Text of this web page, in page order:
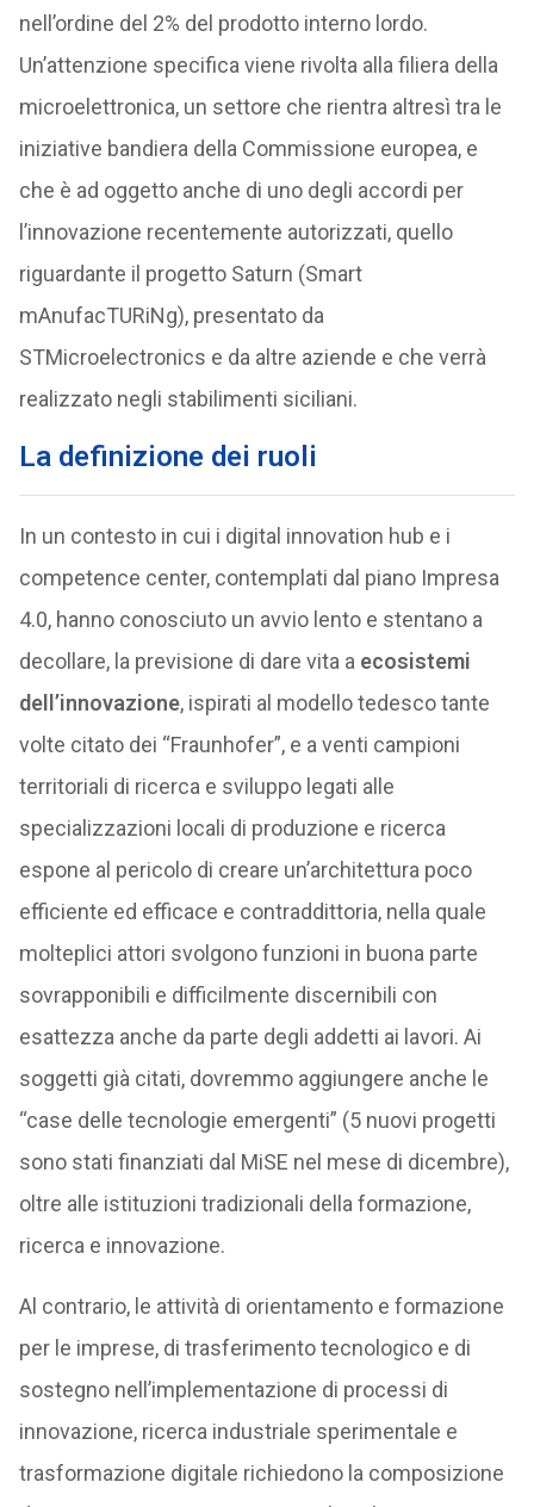
nell’ordine del 2% del prodotto interno lordo.
Un’attenzione specifica viene rivolta alla filiera della
microelettronica, un settore che rientra altresì tra le
iniziative bandiera della Commissione europea, e
che è ad oggetto anche di uno degli accordi per
l’innovazione recentemente autorizzati, quello
riguardante il progetto Saturn (Smart
mAnufacTURiNg), presentato da
STMicroelectronics e da altre aziende e che verrà
realizzato negli stabilimenti siciliani.
La definizione dei ruoli
In un contesto in cui i digital innovation hub e i
competence center, contemplati dal piano Impresa
4.0, hanno conosciuto un avvio lento e stentano a
decollare, la previsione di dare vita a ecosistemi
dell’innovazione, ispirati al modello tedesco tante
volte citato dei “Fraunhofer”, e a venti campioni
territoriali di ricerca e sviluppo legati alle
specializzazioni locali di produzione e ricerca
espone al pericolo di creare un’architettura poco
efficiente ed efficace e contraddittoria, nella quale
molteplici attori svolgono funzioni in buona parte
sovrapponibili e difficilmente discernibili con
esattezza anche da parte degli addetti ai lavori. Ai
soggetti già citati, dovremmo aggiungere anche le
“case delle tecnologie emergenti” (5 nuovi progetti
sono stati finanziati dal MiSE nel mese di dicembre),
oltre alle istituzioni tradizionali della formazione,
ricerca e innovazione.
Al contrario, le attività di orientamento e formazione
per le imprese, di trasferimento tecnologico e di
sostegno nell’implementazione di processi di
innovazione, ricerca industriale sperimentale e
trasformazione digitale richiedono la composizione